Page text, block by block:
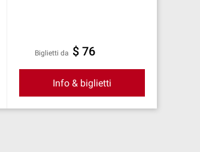
Biglietti da $ 76
Info & biglietti